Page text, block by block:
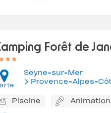
Forêt de
Seyne-sur-Mer
Provence-Alpes-Côte
Piscine